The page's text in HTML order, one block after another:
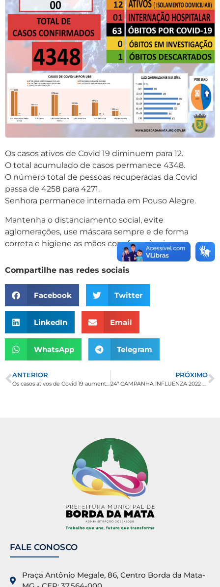
Os casos ativos de Covid 19 diminuem para 12.
O total acumulado de casos permanece 4348.
O número total de pessoas recuperadas da Covid
passa de 4258 para 4271.
Senhora permanece internada em Pouso Alegre.
Mantenha o distanciamento social, evite
aglomerações, use máscara sempre e de forma
correta e higiene as mãos com frequência.
Compartilhe nas redes sociais
Facebook Twitter
LinkedIn Email
WhatsApp Telegram
ANTERIOR
Os casos ativos de Covid 19 aumentam para 25
PRÓXIMO
24ª CAMPANHA INFLUENZA 2022 E 8ª CAMPANHA CONTRA SARAMPO
FALE CONOSCO
Praça Antônio Megale, 86, Centro Borda da Mata-